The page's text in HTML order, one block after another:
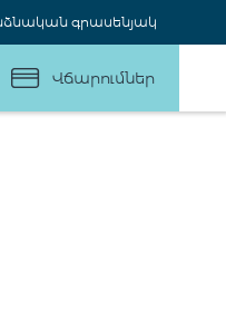
գրասենյակ
Վճարումներ